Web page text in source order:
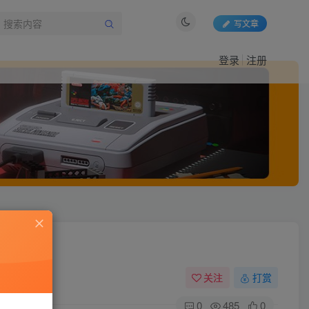
写文章
登录 注册
关注 打赏
0 485 0